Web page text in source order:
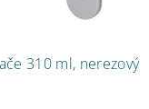
310 ml, nerezový